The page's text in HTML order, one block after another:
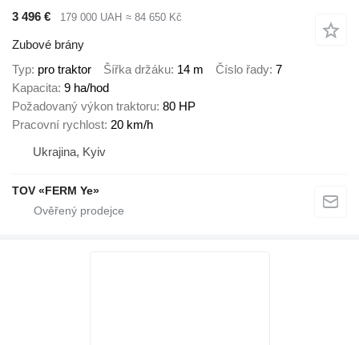
3 496 €
179 000 UAH ≈ 84 650 Kč
Zubové brány
Typ pro traktor Šířka držáku 14 m Číslo řady 7
Kapacita 9 ha/hod
Požadovaný výkon traktoru 80 HP
Pracovní rychlost 20 km/h
Ukrajina, Kyiv
TOV «FERM Ye»